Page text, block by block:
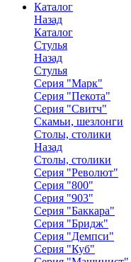
Каталог
Назад
Каталог
Стулья
Назад
Стулья
Серия "Марк"
Серия "Пекота"
Серия "Свитч"
Скамьи, шезлонги
Столы, столики
Назад
Столы, столики
Серия "Револют"
Серия "800"
Серия "903"
Серия "Баккара"
Серия "Бридж"
Серия "Демпси"
Серия "Куб"